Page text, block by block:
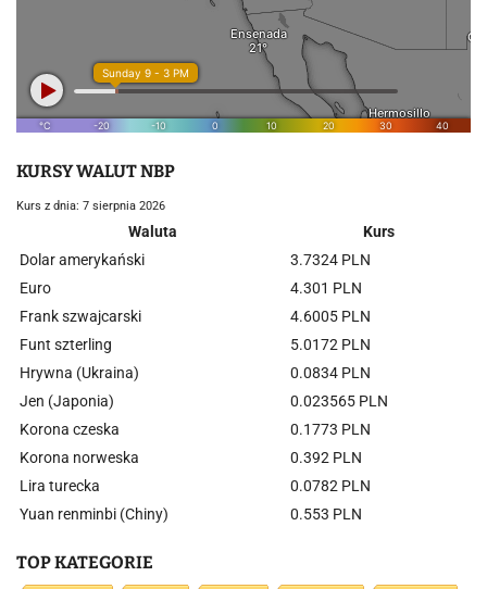
KURSY WALUT NBP
Kurs z dnia: 7 sierpnia 2026
Waluta
Kurs
Dolar amerykański
3.7324 PLN
Euro
4.301 PLN
Frank szwajcarski
4.6005 PLN
Funt szterling
5.0172 PLN
Hrywna (Ukraina)
0.0834 PLN
Jen (Japonia)
0.023565 PLN
Korona czeska
0.1773 PLN
Korona norweska
0.392 PLN
Lira turecka
0.0782 PLN
Yuan renminbi (Chiny)
0.553 PLN
TOP KATEGORIE